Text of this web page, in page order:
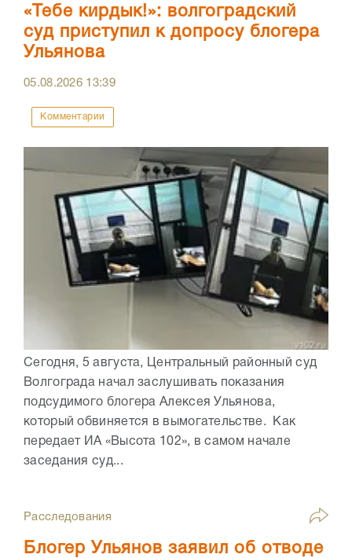
«Тебе кирдык!»: волгоградский
суд приступил к допросу блогера
Ульянова
05.08.2026 13:39
Комментарии
Сегодня, 5 августа, Центральный районный суд
Волгограда начал заслушивать показания
подсудимого блогера Алексея Ульянова,
который обвиняется в вымогательстве. Как
передает ИА «Высота 102», в самом начале
заседания суд...
Расследования
Блогер Ульянов заявил об отводе